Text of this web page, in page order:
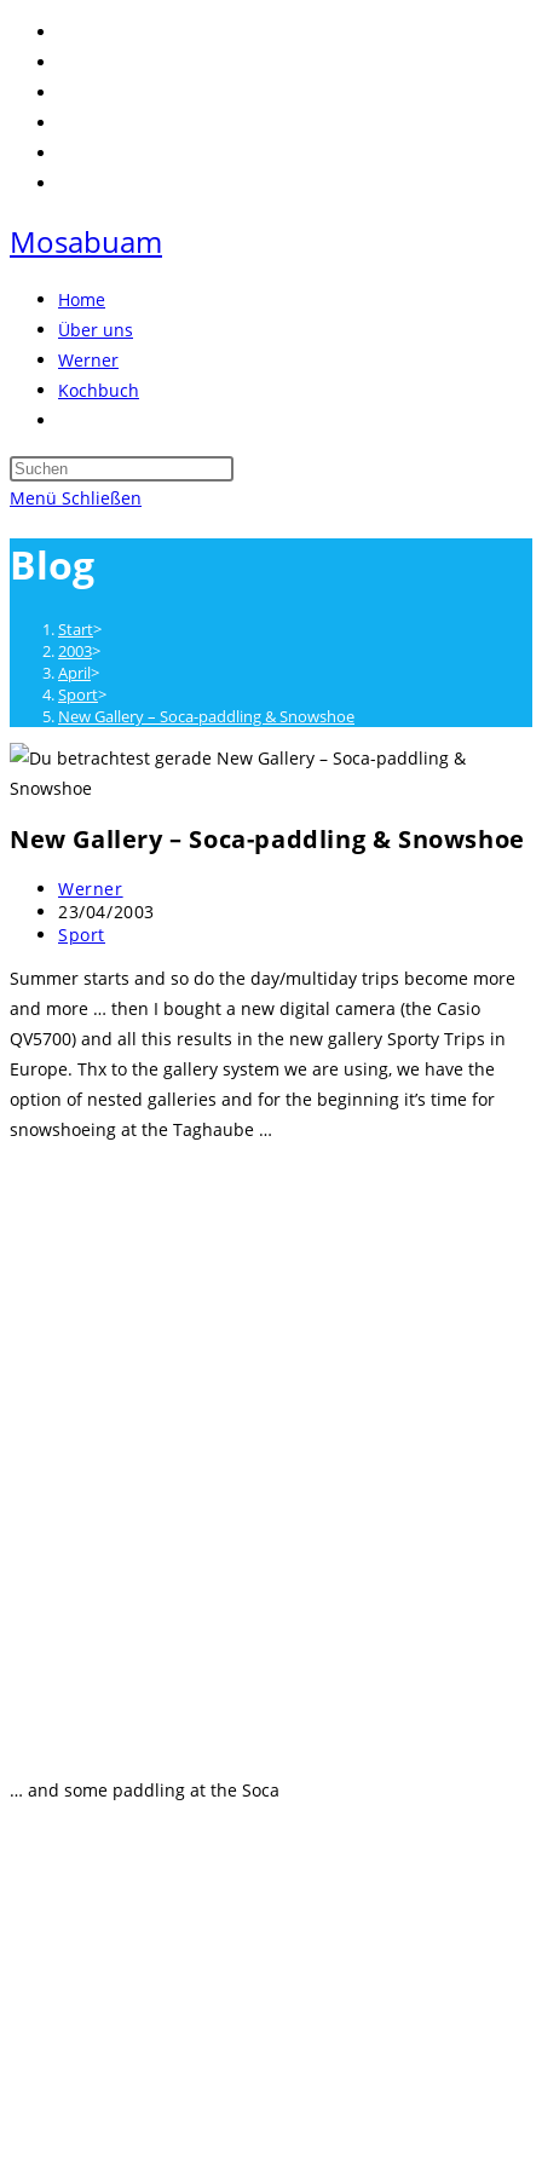
Zum
Inhalt
springen
Mosabuam
Home
Über uns
Werner
Kochbuch
umschalten
Press
Menü Schließen
Blog
Start>
2003>
April>
Sport>
New Gallery – Soca-paddling & Snowshoe
New Gallery – Soca-paddling & Snowshoe
Beitrags-
Autor:
Werner
Beitrag
veröffentlicht:
23/04/2003
Beitrags-
Sport
Summer starts and so do the day/multiday trips become more
and more … then I bought a new digital camera (the Casio
QV5700) and all this results in the new gallery Sporty Trips in
Europe. Thx to the gallery system we are using, we have the
option of nested galleries and for the beginning it’s time for
snowshoeing at the Taghaube …
… and some paddling at the Soca